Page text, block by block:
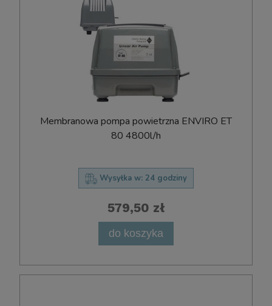
Membranowa pompa powietrzna ENVIRO ET
80 4800l/h
Wysyłka w: 24 godziny
579,50 zł
do koszyka